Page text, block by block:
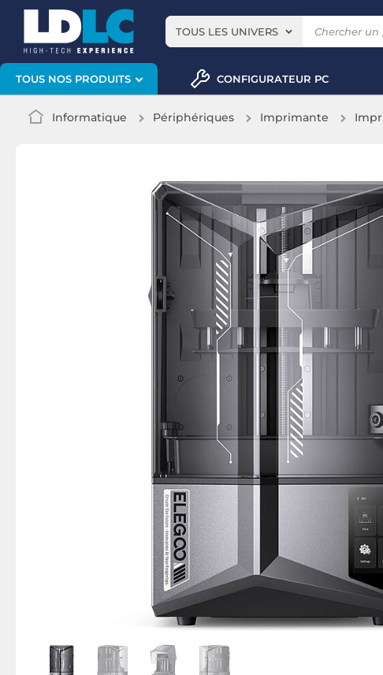
TOUS LES UNIVERS
TOUS NOS PRODUITS CONFIGURATEUR PC
Informatique Périphériques Imprimante